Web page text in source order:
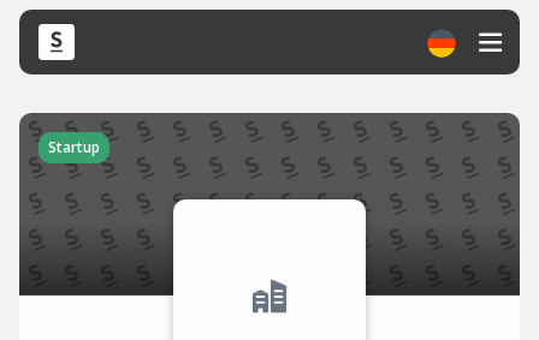
Startup